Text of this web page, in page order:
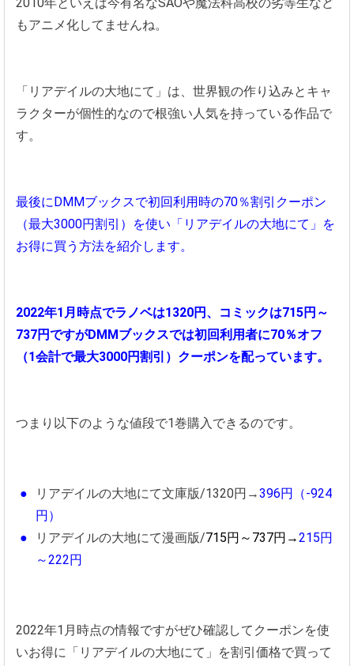
もアニメ化してませんね。
「リアデイルの大地にて」は、世界観の作り込みとキャ
ラクターが個性的なので根強い人気を持っている作品で
す。
最後にDMMブックスで初回利用時の70％割引クーポン
（最大3000円割引）を使い「リアデイルの大地にて」を
お得に買う方法を紹介します。
2022年1月時点でラノベは1320円、コミックは715円～
737円ですがDMMブックスでは初回利用者に70％オフ
（1会計で最大3000円割引）クーポンを配っています。
つまり以下のような値段で1巻購入できるのです。
リアデイルの大地にて文庫版/1320円→396円（-924
円）
リアデイルの大地にて漫画版/715円～737円→215円
～222円
2022年1月時点の情報ですがぜひ確認してクーポンを使
いお得に「リアデイルの大地にて」を割引価格で買って